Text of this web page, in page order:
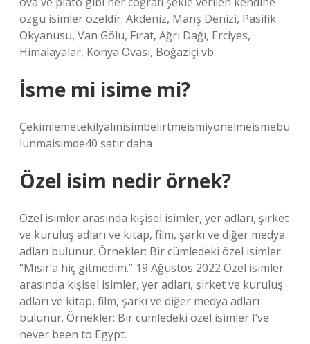
özgü isimler özeldir. Akdeniz, Manş Denizi, Pasifik
Okyanusu, Van Gölü, Fırat, Ağrı Dağı, Erciyes,
Himalayalar, Konya Ovası, Boğaziçi vb.
İsme mi isime mi?
Çekimlemetekilyalınisimbelirtmeismiyönelmeismebu
lunmaisimde40 satır daha
Özel isim nedir örnek?
Özel isimler arasında kişisel isimler, yer adları, şirket
ve kuruluş adları ve kitap, film, şarkı ve diğer medya
adları bulunur. Örnekler: Bir cümledeki özel isimler
“Mısır’a hiç gitmedim.” 19 Ağustos 2022 Özel isimler
arasında kişisel isimler, yer adları, şirket ve kuruluş
adları ve kitap, film, şarkı ve diğer medya adları
bulunur. Örnekler: Bir cümledeki özel isimler I’ve
never been to Egypt.